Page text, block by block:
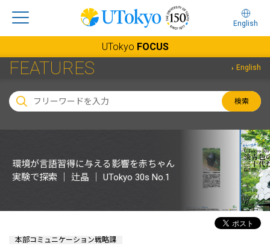
English
UTokyo FOCUS
FEATURES English
検索
環境が言語習得に与える影響を赤ちゃん
実験で探索 ｜ 辻晶 ｜ UTokyo 30s No.1
本部コミュニケーション戦略課